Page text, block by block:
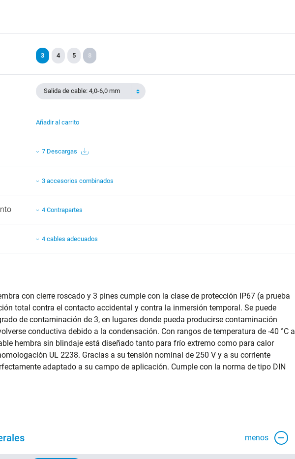
3 4 5 8
Salida de cable: 4,0-6,0 mm
Añadir al carrito
7 Descargas
3 accesorios combinados
4 Contrapartes
4 cables adecuados
con cierre roscado y 3 pines cumple con la clase de protección IP67 (a prueba
total contra el contacto accidental y contra la inmersión temporal. Se puede
de contaminación de 3, en lugares donde pueda producirse contaminación
conductiva debido a la condensación. Con rangos de temperatura de -40 °C a
hembra sin blindaje está diseñado tanto para frío extremo como para calor
UL 2238. Gracias a su tensión nominal de 250 V y a su corriente
adaptado a su campo de aplicación. Cumple con la norma de tipo DIN
menos